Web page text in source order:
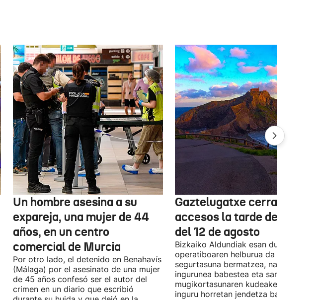
Un hombre asesina a su
expareja, una mujer de 44
años, en un centro
comercial de Murcia
Por otro lado, el detenido en Benahavís
(Málaga) por el asesinato de una mujer
de 45 años confesó ser el autor del
crimen en un diario que escribió
Gaztelugatxe cerrará sus
accesos la tarde del
del 12 de agosto
Bizkaiko Aldundiak esan duenez,
operatiboaren helburua da pertsonen
segurtasuna bermatzea, natura-
ingurunea babestea eta sarbideen eta
mugikortasunaren kudeaketa
inguru horretan jendetza batzea